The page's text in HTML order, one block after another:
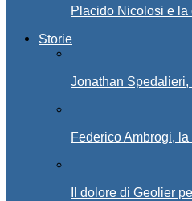
Placido Nicolosi e la
Storie
Jonathan
Federico Ambrogi,
Il dolore di Geolier